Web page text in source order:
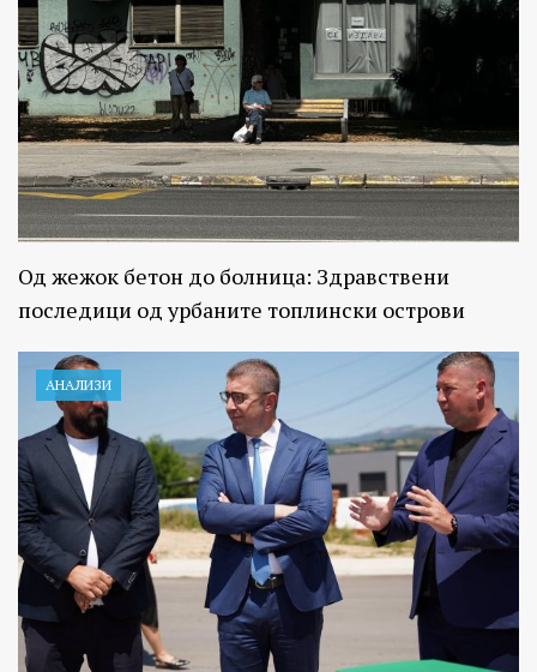
Од жежок бетон до болница: Здравствени
последици од урбаните топлински острови
АНАЛИЗИ